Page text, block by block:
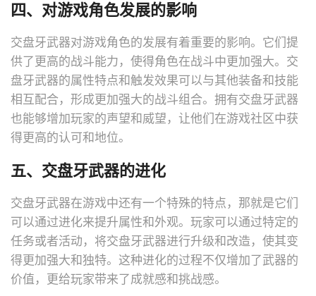
四、对游戏角色发展的影响
交盘牙武器对游戏角色的发展有着重要的影响。它们提
供了更高的战斗能力，使得角色在战斗中更加强大。交
盘牙武器的属性特点和触发效果可以与其他装备和技能
相互配合，形成更加强大的战斗组合。拥有交盘牙武器
也能够增加玩家的声望和威望，让他们在游戏社区中获
得更高的认可和地位。
五、交盘牙武器的进化
交盘牙武器在游戏中还有一个特殊的特点，那就是它们
可以通过进化来提升属性和外观。玩家可以通过特定的
任务或者活动，将交盘牙武器进行升级和改造，使其变
得更加强大和独特。这种进化的过程不仅增加了武器的
价值，更给玩家带来了成就感和挑战感。